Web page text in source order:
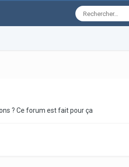
? Ce forum est fait pour ça